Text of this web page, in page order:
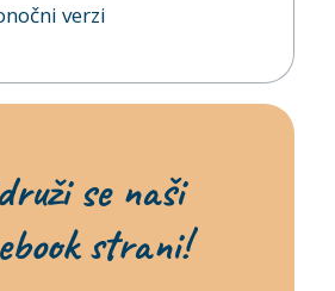
verzi
se naši
strani!